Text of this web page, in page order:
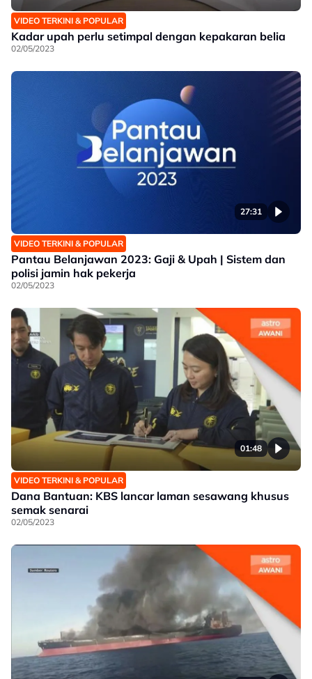
VIDEO TERKINI & POPULAR
Kadar upah perlu setimpal dengan kepakaran belia
02/05/2023
27:31
VIDEO TERKINI & POPULAR
Pantau Belanjawan 2023: Gaji & Upah | Sistem dan
polisi jamin hak pekerja
02/05/2023
01:48
VIDEO TERKINI & POPULAR
Dana Bantuan: KBS lancar laman sesawang khusus
semak senarai
02/05/2023